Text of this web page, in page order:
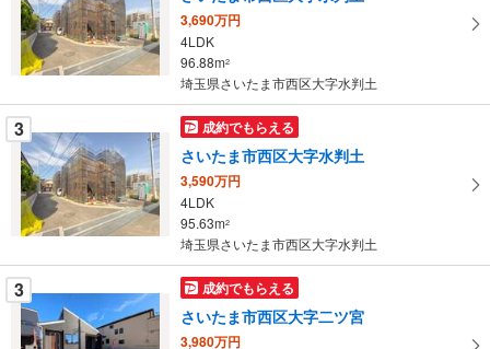
イ
ペ
ー
に
保
存
す
る
3,690万円
4LDK
96.88m2
埼玉県さいたま市西区大字水判土
3 成約でもらえる
さいたま市西区大字水判土
3,590万円
4LDK
95.63m2
埼玉県さいたま市西区大字水判土
3 成約でもらえる
さいたま市西区大字二ツ宮
3,980万円